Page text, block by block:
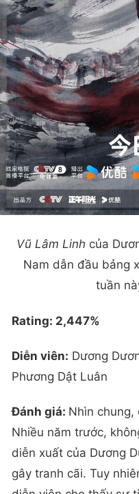
Vũ Lâm Linh của
Nam dẫn đầu bảng
tuần
Rating: 2,447%
Diễn viên: Dương
Phương Dật Luân
Đánh giá: Nhìn chung,
Nhiều năm trước,
diễn xuất của Dương
gây tranh cãi. Tuy